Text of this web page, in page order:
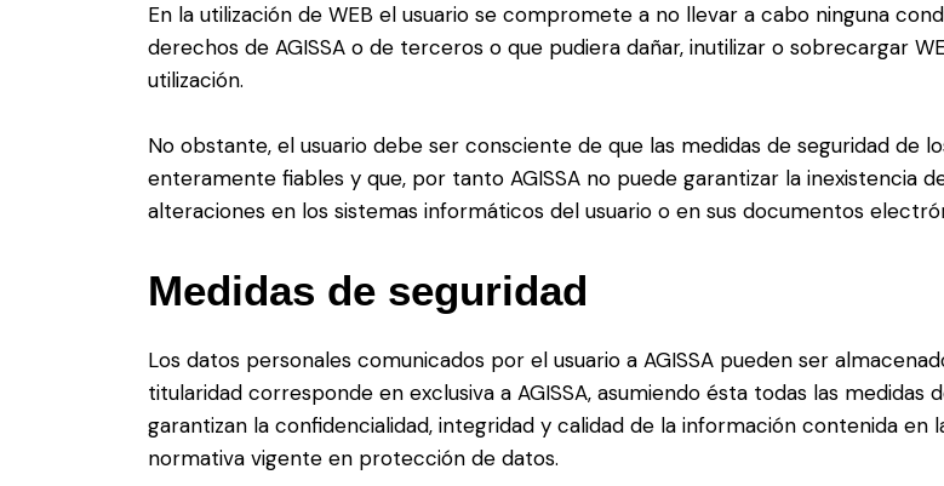
En la utilización de WEB el usuario se compromete a no llevar a cabo ninguna
derechos de AGISSA o de terceros o que pudiera dañar, inutilizar o sobrecargar
utilización.
No obstante, el usuario debe ser consciente de que las medidas de seguridad de
enteramente fiables y que, por tanto AGISSA no puede garantizar la inexistencia
alteraciones en los sistemas informáticos del usuario o en sus documentos
Medidas de seguridad
Los datos personales comunicados por el usuario a AGISSA pueden ser
titularidad corresponde en exclusiva a AGISSA, asumiendo ésta todas las
garantizan la confidencialidad, integridad y calidad de la información contenida
normativa vigente en protección de datos.